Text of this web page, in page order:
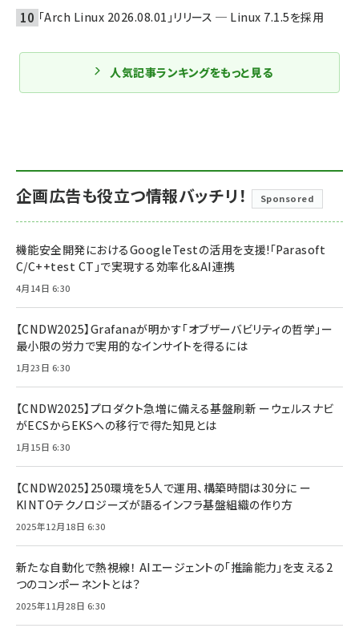
「Arch Linux 2026.08.01」リリース ─ Linux 7.1.5を採用
人気記事ランキングをもっと見る
企画広告も役立つ情報バッチリ！ Sponsored
機能安全開発におけるGoogleTestの活用を支援!「Parasoft
C/C++test CT」で実現する効率化＆AI連携
4月14日 6:30
【CNDW2025】Grafanaが明かす「オブザーバビリティの哲学」ー
最小限の労力で実用的なインサイトを得るには
1月23日 6:30
【CNDW2025】プロダクト急増に備える基盤刷新 ーウェルスナビ
がECSからEKSへの移行で得た知見とは
1月15日 6:30
【CNDW2025】250環境を5人で運用、構築時間は30分に ー
KINTOテクノロジーズが語るインフラ基盤組織の作り方
2025年12月18日 6:30
新たな自動化で熱視線！ AIエージェントの「推論能力」を支える2
つのコンポーネントとは？
2025年11月28日 6:30